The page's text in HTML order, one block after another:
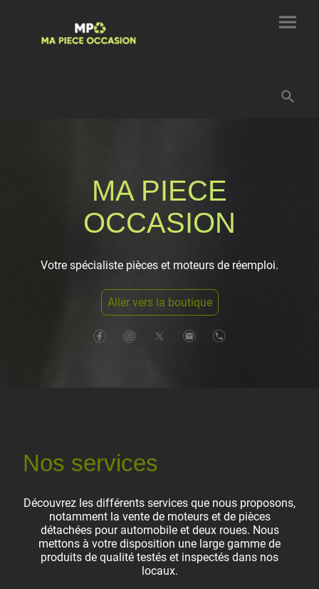
MA PIECE
OCCASION
Votre spécialiste pièces et moteurs de réemploi.
Aller vers la boutique
Nos services
Découvrez les différents services que nous proposons,
notamment la vente de moteurs et de pièces
détachées pour automobile et deux roues. Nous
mettons à votre disposition une large gamme de
produits de qualité testés et inspectés dans nos
locaux.